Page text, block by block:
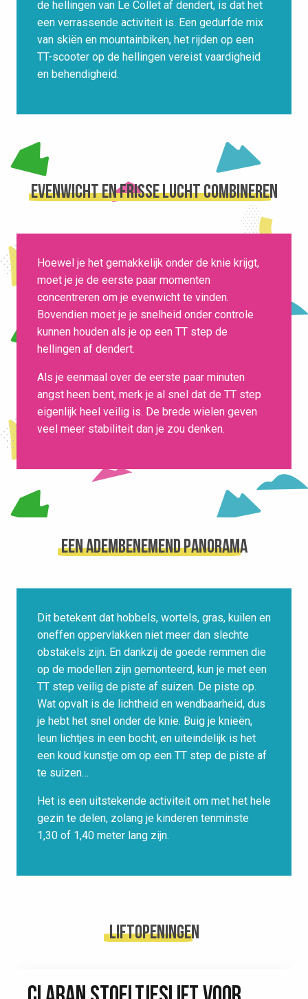
de hellingen van Le Collet af dendert, is dat het
een verrassende activiteit is. Een gedurfde mix
van skiën en mountainbiken, het rijden op een
TT-scooter op de hellingen vereist vaardigheid
en behendigheid.
Evenwicht en frisse lucht combineren
Hoewel je het gemakkelijk onder de knie krijgt,
moet je je de eerste paar momenten
concentreren om je evenwicht te vinden.
Bovendien moet je je snelheid onder controle
kunnen houden als je op een TT step de
hellingen af dendert.
Als je eenmaal over de eerste paar minuten
angst heen bent, merk je al snel dat de TT step
eigenlijk heel veilig is. De brede wielen geven
veel meer stabiliteit dan je zou denken.
Een adembenemend panorama
Dit betekent dat hobbels, wortels, gras, kuilen en
oneffen oppervlakken niet meer dan slechte
obstakels zijn. En dankzij de goede remmen die
op de modellen zijn gemonteerd, kun je met een
TT step veilig de piste af suizen. De piste op.
Wat opvalt is de lichtheid en wendbaarheid, dus
je hebt het snel onder de knie. Buig je knieën,
leun lichtjes in een bocht, en uiteindelijk is het
een koud kunstje om op een TT step de piste af
te suizen…
Het is een uitstekende activiteit om met het hele
gezin te delen, zolang je kinderen tenminste
1,30 of 1,40 meter lang zijn.
Liftopeningen